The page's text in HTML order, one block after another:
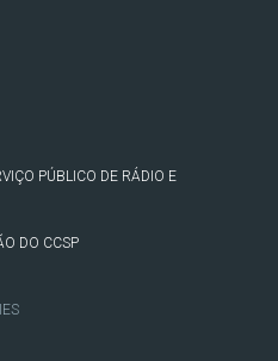
PÚBLICO DE RÁDIO E
DO CCSP